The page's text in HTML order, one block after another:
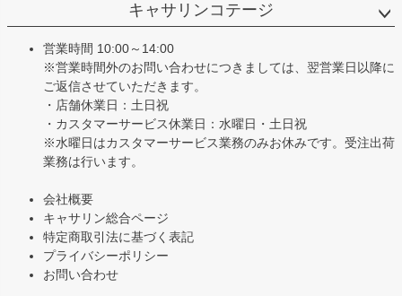
ップ
キャサリンコテージ
営業時間 10:00～14:00
※営業時間外のお問い合わせにつきましては、翌営業日以降に
ご返信させていただきます。
・店舗休業日：土日祝
・カスタマーサービス休業日：水曜日・土日祝
※水曜日はカスタマーサービス業務のみお休みです。受注出荷
業務は行います。
会社概要
キャサリン総合ページ
特定商取引法に基づく表記
プライバシーポリシー
お問い合わせ